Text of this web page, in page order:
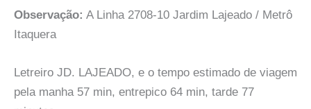
Observação: A Linha 2708-10 Jardim Lajeado / Metrô
Itaquera
Letreiro JD. LAJEADO, e o tempo estimado de viagem
pela manha 57 min, entrepico 64 min, tarde 77